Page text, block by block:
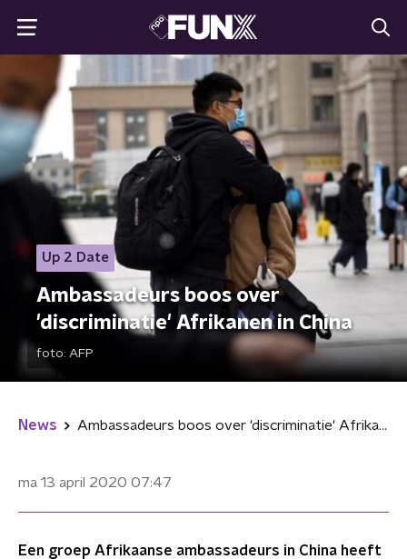
Up 2 Date
Ambassadeurs boos over
'discriminatie' Afrikanen in China
foto: AFP
News Ambassadeurs boos over 'discriminatie' Afrikanen in China
ma 13 april 2020 07:47
Een groep Afrikaanse ambassadeurs in China heeft